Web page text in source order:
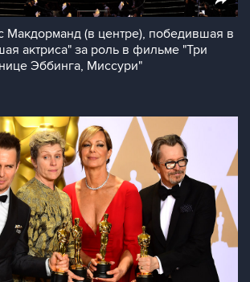
Макдорманд (в центре), победившая в
актриса" за роль в фильме "Три
Эббинга, Миссури"